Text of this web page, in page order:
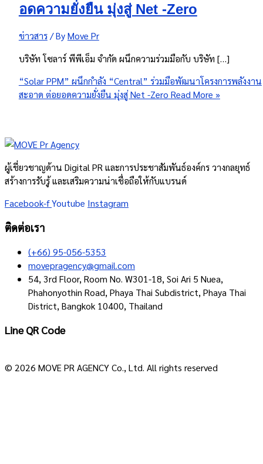
อดความยั่งยืน มุ่งสู่ Net -Zero
ข่าวสาร/ ByMove Pr
บริษัท โซลาร์ พีพีเอ็ม จํากัด ผนึกความร่วมมือกับ บริษัท […]
“Solar PPM” ผนึกกำลัง “Central” ร่วมมือพัฒนาโครงการพลังงาน
สะอาด ต่อยอดความยั่งยืน มุ่งสู่ Net -Zero Read More »
ผู้เชี่ยวชาญด้าน Digital PR และการประชาสัมพันธ์องค์กร วางกลยุทธ์
สร้างการรับรู้ และเสริมความน่าเชื่อถือให้กับแบรนด์
Facebook-fYoutube Instagram
ติดต่อเรา
(+66) 95-056-5353
movepragency@gmail.com
54, 3rd Floor, Room No. W301-18, Soi Ari 5 Nuea,
Phahonyothin Road, Phaya Thai Subdistrict, Phaya Thai
District, Bangkok 10400, Thailand
Line QR Code
© 2026 MOVE PR AGENCY Co., Ltd. All rights reserved